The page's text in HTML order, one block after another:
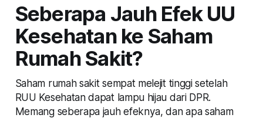
Seberapa Jauh Efek UU
Kesehatan ke Saham
Rumah Sakit?
Saham rumah sakit sempat melejit tinggi setelah
RUU Kesehatan dapat lampu hijau dari DPR.
Memang seberapa jauh efeknya, dan apa saham